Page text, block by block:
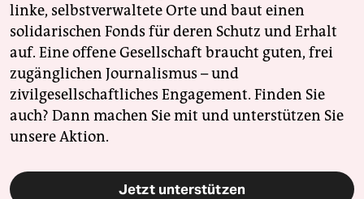
linke, selbstverwaltete Orte und baut einen
solidarischen Fonds für deren Schutz und Erhalt
auf. Eine offene Gesellschaft braucht guten, frei
zugänglichen Journalismus – und
zivilgesellschaftliches Engagement. Finden Sie
auch? Dann machen Sie mit und unterstützen Sie
unsere Aktion.
Jetzt unterstützen